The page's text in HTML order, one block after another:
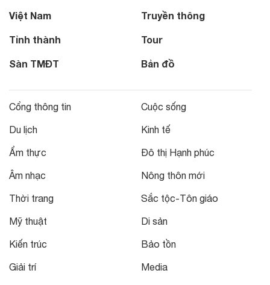
Việt Nam
Tỉnh thành
Sàn TMĐT
Truyền thông
Tour
Bản đồ
Cổng thông tin
Du lịch
Ẩm thực
Âm nhạc
Thời trang
Mỹ thuật
Kiến trúc
Giải trí
Cuộc sống
Kinh tế
Đô thị Hạnh phúc
Nông thôn mới
Sắc tộc-Tôn giáo
Di sản
Bảo tồn
Media